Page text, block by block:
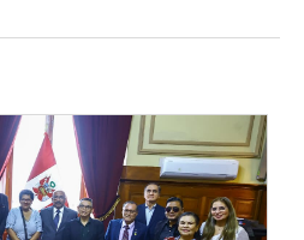
del sistema de
E IMAGEN